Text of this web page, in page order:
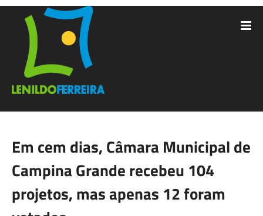
Em cem dias, Câmara Municipal de
Campina Grande recebeu 104
projetos, mas apenas 12 foram